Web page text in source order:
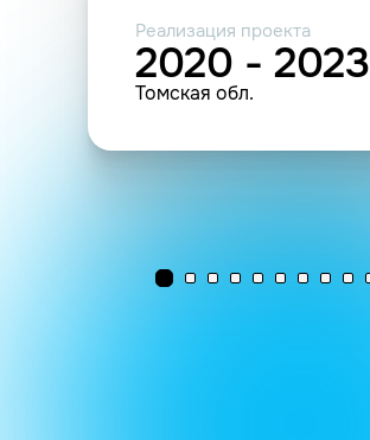
Реализация проекта
2020 - 2023
Томская обл.